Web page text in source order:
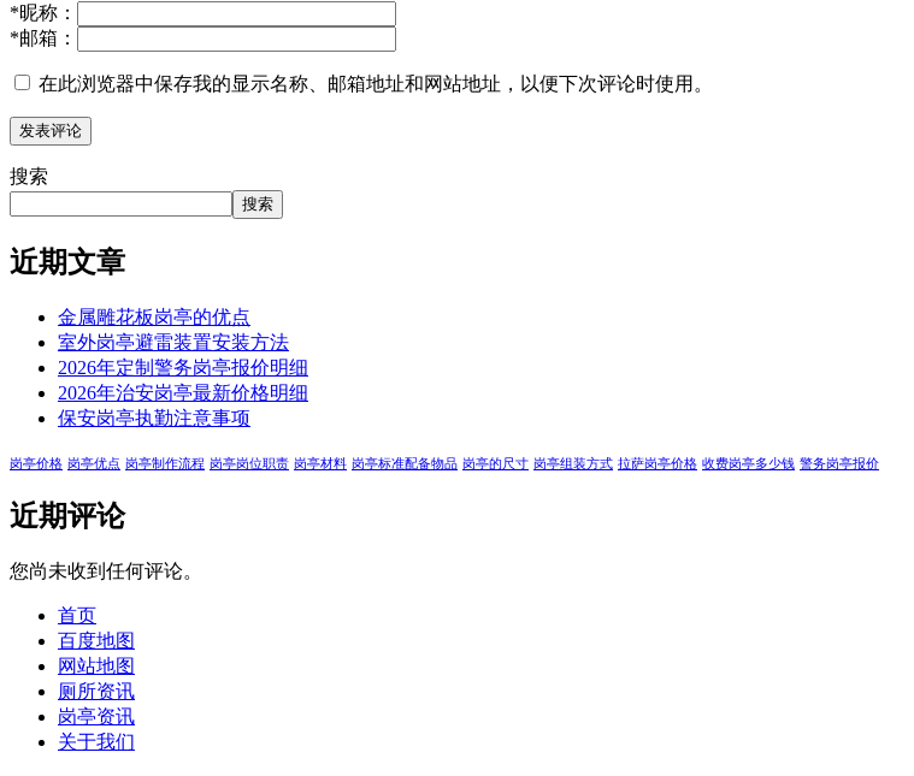
*昵称：
*邮箱：
在此浏览器中保存我的显示名称、邮箱地址和网站地址，以便下次评论时使用。
搜索
搜索
近期文章
金属雕花板岗亭的优点
室外岗亭避雷装置安装方法
2026年定制警务岗亭报价明细
2026年治安岗亭最新价格明细
保安岗亭执勤注意事项
岗亭价格 岗亭优点 岗亭制作流程 岗亭岗位职责 岗亭材料 岗亭标准配备物品 岗亭的尺寸 岗亭组装方式 拉萨岗亭价格 收费岗亭多少钱 警务岗亭报价
近期评论
您尚未收到任何评论。
首页
百度地图
网站地图
厕所资讯
岗亭资讯
关于我们